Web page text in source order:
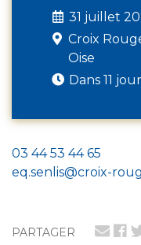
PARTAGER
31 juillet
Croix
Oise
Dans 11
03 44 53 44 65
eq.senlis@croix-